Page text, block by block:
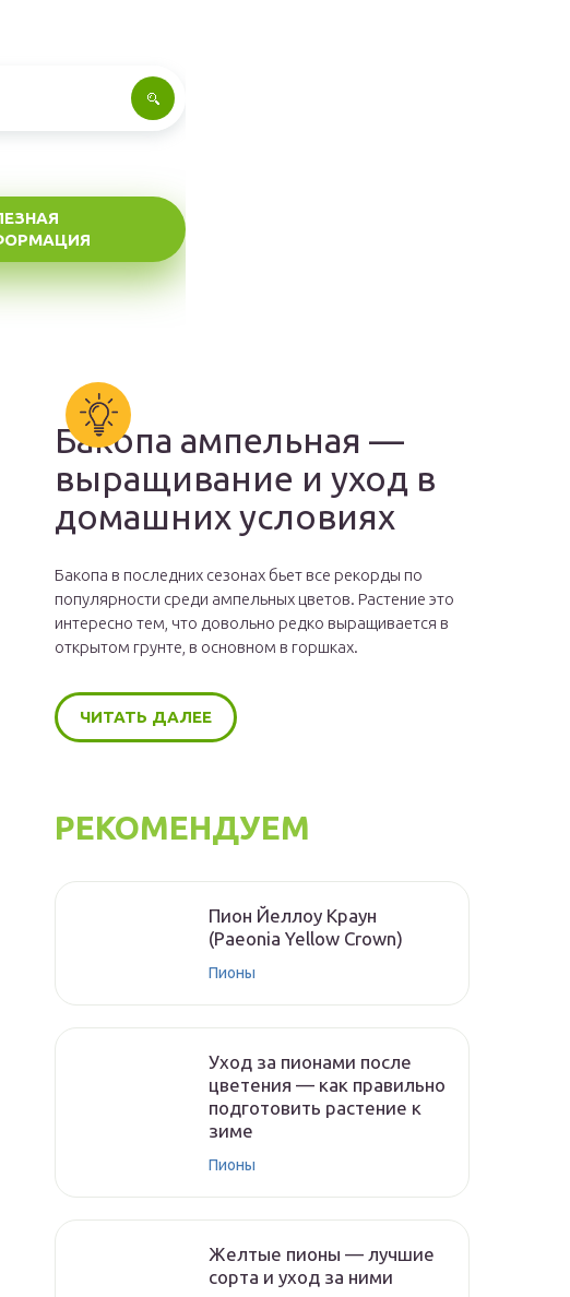
Бакопа ампельная —
выращивание и уход в
домашних условиях
Бакопа в последних сезонах бьет все рекорды по
популярности среди ампельных цветов. Растение это
интересно тем, что довольно редко выращивается в
открытом грунте, в основном в горшках.
ЧИТАТЬ ДАЛЕЕ
РЕКОМЕНДУЕМ
Пион Йеллоу Краун
(Paeonia Yellow Crown)
Пионы
Уход за пионами после
цветения — как правильно
подготовить растение к
зиме
Пионы
Желтые пионы — лучшие
сорта и уход за ними